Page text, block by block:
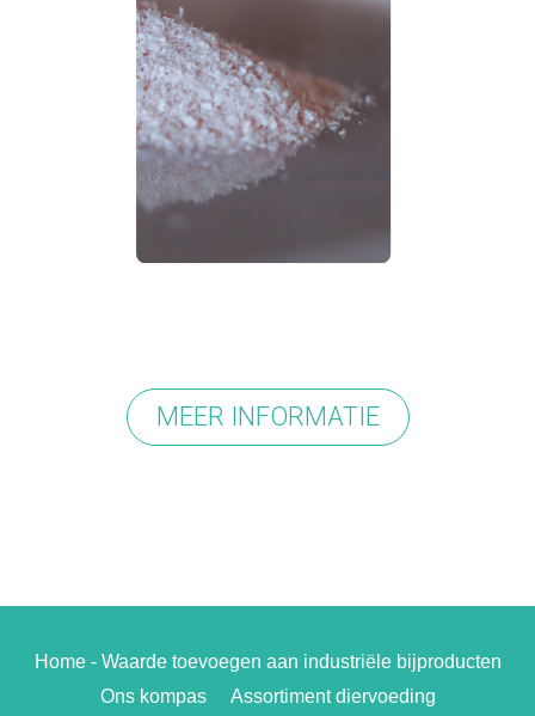
MEER INFORMATIE
Home - Waarde toevoegen aan industriële bijproducten
Ons kompas
Assortiment diervoeding